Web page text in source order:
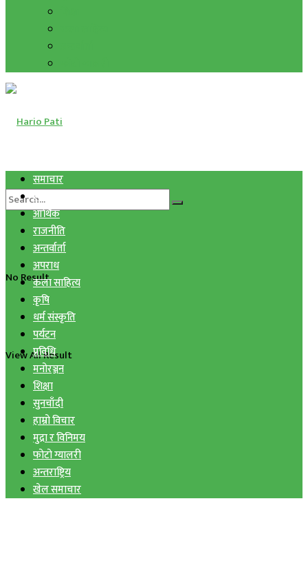
No Result
View All Result
समाचार
स्वास्थ्य
आर्थिक
राजनीति
अन्तर्वार्ता
अपराध
कला साहित्य
कृषि
धर्म संस्कृति
पर्यटन
प्रविधि
मनोरञ्जन
शिक्षा
सुनचाँदी
हाम्रो विचार
मुद्रा र विनिमय
फोटो ग्यालरी
अन्तराष्ट्रिय
खेल समाचार